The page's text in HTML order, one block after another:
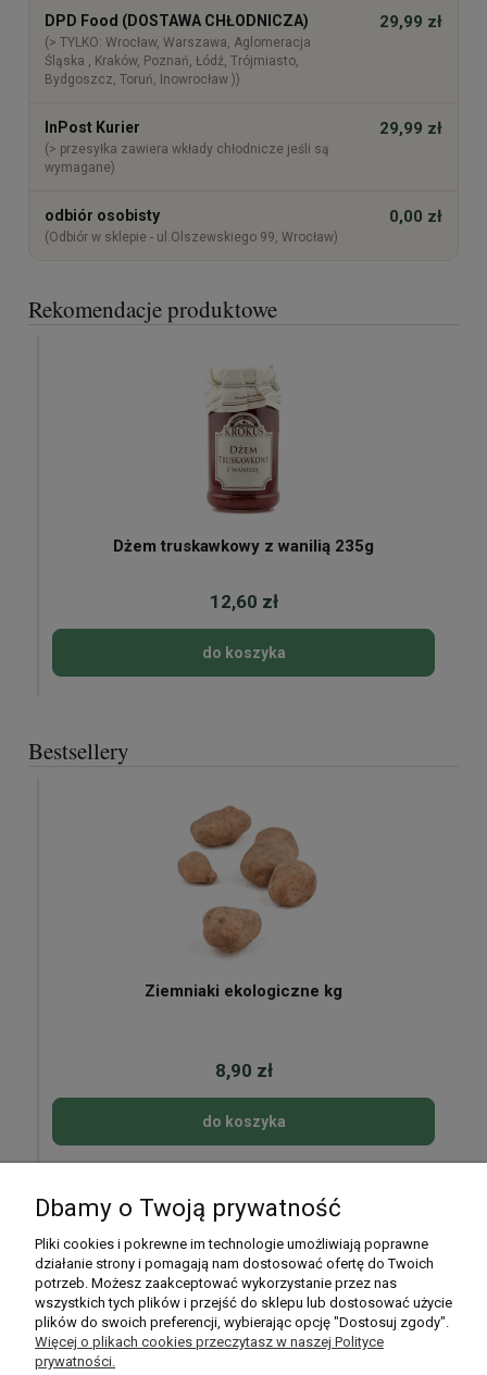
DPD Food (DOSTAWA CHŁODNICZA)
(> TYLKO: Wrocław, Warszawa, Aglomeracja
Śląska , Kraków, Poznań, Łódź, Trójmiasto,
Bydgoszcz, Toruń, Inowrocław ))
29,99 zł
InPost Kurier
(> przesyłka zawiera wkłady chłodnicze jeśli są
wymagane)
29,99 zł
odbiór osobisty
(Odbiór w sklepie - ul.Olszewskiego 99, Wrocław)
0,00 zł
Rekomendacje produktowe
Dżem truskawkowy z wanilią 235g
12,60 zł
do koszyka
Bestsellery
Ziemniaki ekologiczne kg
8,90 zł
do koszyka
Moje konto
Płatności i dostawa
Dbamy o Twoją prywatność
Pliki cookies i pokrewne im technologie umożliwiają poprawne
działanie strony i pomagają nam dostosować ofertę do Twoich
potrzeb. Możesz zaakceptować wykorzystanie przez nas
wszystkich tych plików i przejść do sklepu lub dostosować użycie
plików do swoich preferencji, wybierając opcję "Dostosuj zgody".
Więcej o plikach cookies przeczytasz w naszej Polityce
prywatności.